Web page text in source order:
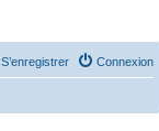
Connexion
S’enregistrer